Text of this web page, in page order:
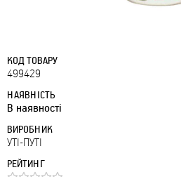
КОД ТОВАРУ
499429
НАЯВНІСТЬ
В наявності
ВИРОБНИК
УТІ-ПУТІ
РЕЙТИНГ